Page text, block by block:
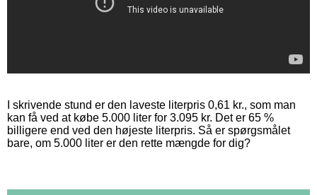
I skrivende stund er den laveste literpris 0,61 kr., som man
kan få ved at købe 5.000 liter for 3.095 kr. Det er 65 %
billigere end ved den højeste literpris. Så er spørgsmålet
bare, om 5.000 liter er den rette mængde for dig?